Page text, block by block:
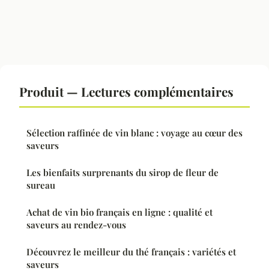
Produit — Lectures complémentaires
Sélection raffinée de vin blanc : voyage au cœur des
saveurs
Les bienfaits surprenants du sirop de fleur de
sureau
Achat de vin bio français en ligne : qualité et
saveurs au rendez-vous
Découvrez le meilleur du thé français : variétés et
saveurs